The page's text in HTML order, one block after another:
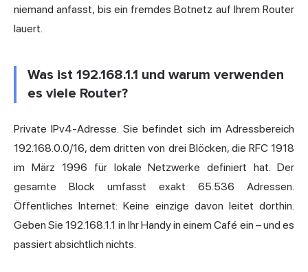
niemand anfasst, bis ein fremdes Botnetz auf Ihrem Router
lauert.
Was ist 192.168.1.1 und warum verwenden
es viele Router?
Private IPv4-Adresse. Sie befindet sich im Adressbereich
192.168.0.0/16, dem dritten von drei Blöcken, die RFC 1918
im März 1996 für lokale Netzwerke definiert hat. Der
gesamte Block umfasst exakt 65.536 Adressen.
Öffentliches Internet: Keine einzige davon leitet dorthin.
Geben Sie 192.168.1.1 in Ihr Handy in einem Café ein – und es
passiert absichtlich nichts.